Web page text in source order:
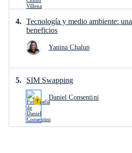
Tecnología y medio ambiente:
beneficios
Yanina Chalup
SIM Swapping
Daniel Consentini